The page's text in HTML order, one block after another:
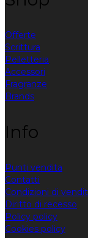
Offerte
Scrittura
Pelletteria
Accessori
Fragranze
Brands
Info
Punti vendita
Contatti
Condizioni di
Diritto di recesso
Policy policy
Cookies policy